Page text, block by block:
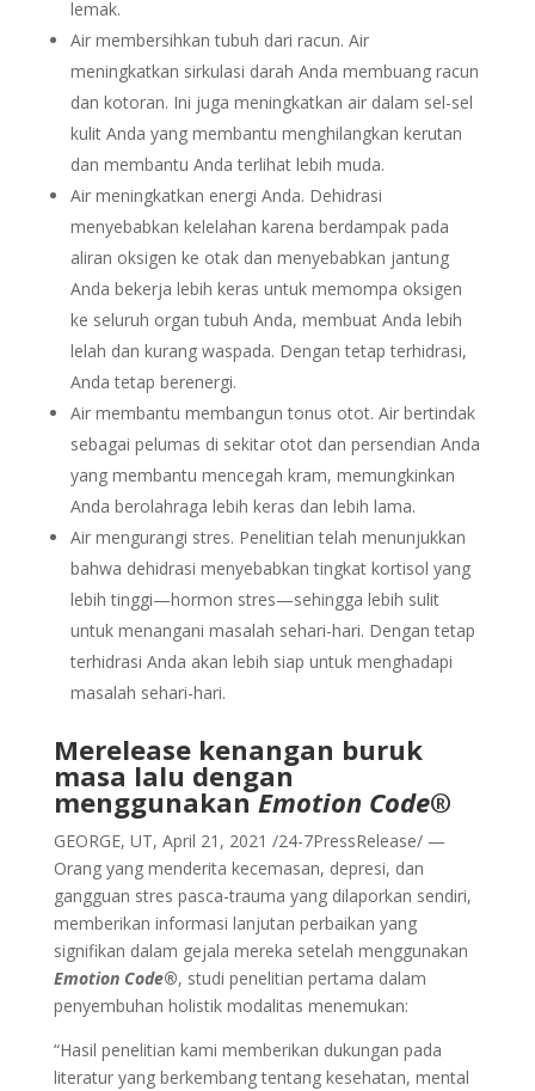
lemak.
Air membersihkan tubuh dari racun. Air
meningkatkan sirkulasi darah Anda membuang racun
dan kotoran. Ini juga meningkatkan air dalam sel-sel
kulit Anda yang membantu menghilangkan kerutan
dan membantu Anda terlihat lebih muda.
Air meningkatkan energi Anda. Dehidrasi
menyebabkan kelelahan karena berdampak pada
aliran oksigen ke otak dan menyebabkan jantung
Anda bekerja lebih keras untuk memompa oksigen
ke seluruh organ tubuh Anda, membuat Anda lebih
lelah dan kurang waspada. Dengan tetap terhidrasi,
Anda tetap berenergi.
Air membantu membangun tonus otot. Air bertindak
sebagai pelumas di sekitar otot dan persendian Anda
yang membantu mencegah kram, memungkinkan
Anda berolahraga lebih keras dan lebih lama.
Air mengurangi stres. Penelitian telah menunjukkan
bahwa dehidrasi menyebabkan tingkat kortisol yang
lebih tinggi—hormon stres—sehingga lebih sulit
untuk menangani masalah sehari-hari. Dengan tetap
terhidrasi Anda akan lebih siap untuk menghadapi
masalah sehari-hari.
Merelease kenangan buruk
masa lalu dengan
menggunakan Emotion Code®
GEORGE, UT, April 21, 2021 /24-7PressRelease/ —
Orang yang menderita kecemasan, depresi, dan
gangguan stres pasca-trauma yang dilaporkan sendiri,
memberikan informasi lanjutan perbaikan yang
signifikan dalam gejala mereka setelah menggunakan
Emotion Code®, studi penelitian pertama dalam
penyembuhan holistik modalitas menemukan:
“Hasil penelitian kami memberikan dukungan pada
literatur yang berkembang tentang kesehatan, mental